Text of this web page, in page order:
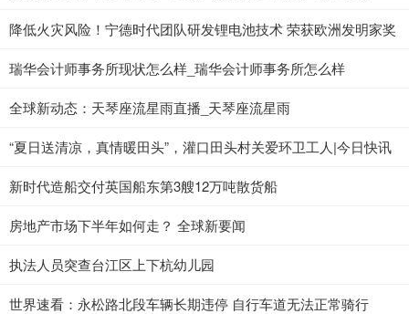
降低火灾风险！宁德时代团队研发锂电池技术 荣获欧洲发明家奖
瑞华会计师事务所现状怎么样_瑞华会计师事务所怎么样
全球新动态：天琴座流星雨直播_天琴座流星雨
“夏日送清凉，真情暖田头”，灌口田头村关爱环卫工人|今日快讯
新时代造船交付英国船东第3艘12万吨散货船
房地产市场下半年如何走？ 全球新要闻
执法人员突查台江区上下杭幼儿园
世界速看：永松路北段车辆长期违停 自行车道无法正常骑行